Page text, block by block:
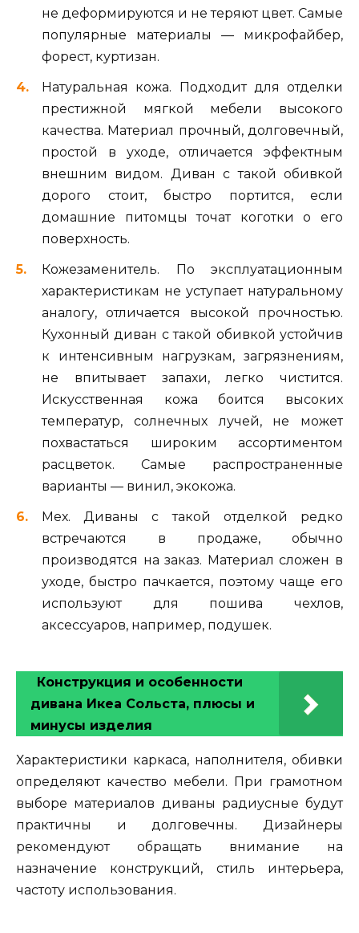
не деформируются и не теряют цвет. Самые
популярные материалы — микрофайбер,
форест, куртизан.
Натуральная кожа. Подходит для отделки
престижной мягкой мебели высокого
качества. Материал прочный, долговечный,
простой в уходе, отличается эффектным
внешним видом. Диван с такой обивкой
дорого стоит, быстро портится, если
домашние питомцы точат коготки о его
поверхность.
Кожезаменитель. По эксплуатационным
характеристикам не уступает натуральному
аналогу, отличается высокой прочностью.
Кухонный диван с такой обивкой устойчив
к интенсивным нагрузкам, загрязнениям,
не впитывает запахи, легко чистится.
Искусственная кожа боится высоких
температур, солнечных лучей, не может
похвастаться широким ассортиментом
расцветок. Самые распространенные
варианты — винил, экокожа.
Мех. Диваны с такой отделкой редко
встречаются в продаже, обычно
производятся на заказ. Материал сложен в
уходе, быстро пачкается, поэтому чаще его
используют для пошива чехлов,
аксессуаров, например, подушек.
Конструкция и особенности
дивана Икеа Сольста, плюсы и
минусы изделия
Характеристики каркаса, наполнителя, обивки
определяют качество мебели. При грамотном
выборе материалов диваны радиусные будут
практичны и долговечны. Дизайнеры
рекомендуют обращать внимание на
назначение конструкций, стиль интерьера,
частоту использования.